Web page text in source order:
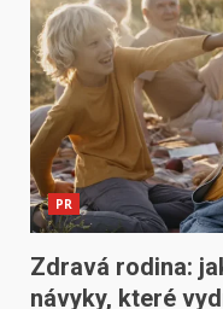
PR
Zdravá rodina:
návyky, které